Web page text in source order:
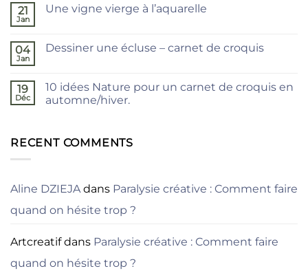
Haironville
Cabanes
inspirations
dessin.
21
Jan
Une vigne vierge à l’aquarelle
Une
l’aquarelle
04
Jan
Dessiner une écluse – carnet de croquis
Dessiner
une
écluse
croquis
19
Déc
10 idées Nature pour un carnet de croquis en
automne/hiver.
10
idées
carnet
de
en
RECENT COMMENTS
Aline DZIEJAdans Paralysie créative : Comment faire
quand on hésite trop ?
Artcreatifdans Paralysie créative : Comment faire
quand on hésite trop ?